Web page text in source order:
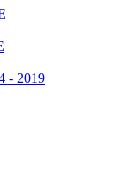
- 2019